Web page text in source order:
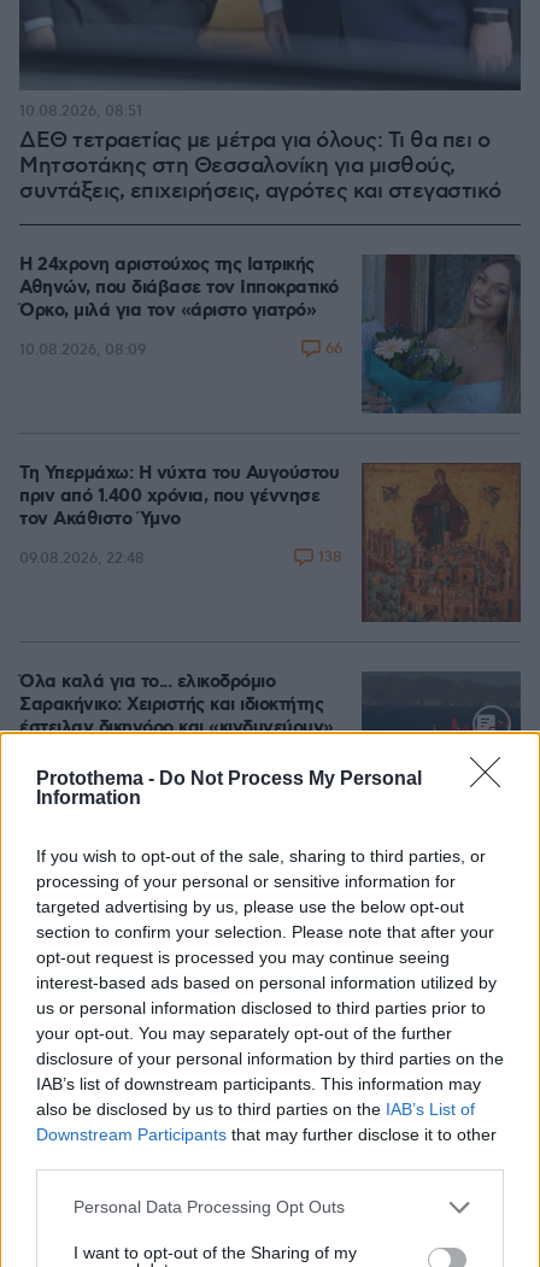
Protothema - Do Not Process My Personal
Information
If you wish to opt-out of the sale, sharing to third parties, or
processing of your personal or sensitive information for
targeted advertising by us, please use the below opt-out
section to confirm your selection. Please note that after your
opt-out request is processed you may continue seeing
interest-based ads based on personal information utilized by
us or personal information disclosed to third parties prior to
your opt-out. You may separately opt-out of the further
disclosure of your personal information by third parties on the
IAB’s list of downstream participants. This information may
also be disclosed by us to third parties on the IAB’s List of
Downstream Participants that may further disclose it to other
Please note that this website/app uses one or more Google
not limited to your visit or usage behaviour. You may click to
Personal Data Processing Opt Outs
I want to opt-out of the Sharing of my
ΔΕΘ τετραετίας με μέτρα για όλους: Τι θα πει ο
Μητσοτάκης στη Θεσσαλονίκη για μισθούς,
συντάξεις, επιχειρήσεις, αγρότες και στεγαστικό
10.08.2026, 08:51
Η 24χρονη αριστούχος της Ιατρικής
Αθηνών, που διάβασε τον Ιπποκρατικό
Όρκο, μιλά για τον «άριστο γιατρό»
10.08.2026, 08:09 66
Τη Υπερμάχω: Η νύχτα του Αυγούστου
πριν από 1.400 χρόνια, που γέννησε
τον Ακάθιστο Ύμνο
09.08.2026, 22:48 138
Όλα καλά για το... ελικοδρόμιο
Σαρακήνικο: Χειριστής και ιδιοκτήτης
έστειλαν δικηγόρο και «κινδυνεύουν»
10.08.2026, 11:46 43
Loaded
Βελτιώθηκε η εικόνα της φωτιάς στον
Κουβαρά: Στο σημείο πάνω από 200
πυροσβέστες και εναέρια, ζημιές σε
εργοστάσιο και κτηνοτροφικές
μονάδες
10.08.2026, 12:00
Καρυστιανού: Περιμένω αποδείξεις
από τον Αυγερινό, θα υπάρξουν
νομικές συνέπειες για όσους δεν
εξηγήσουν όσα λένε
10.08.2026, 08:45 150